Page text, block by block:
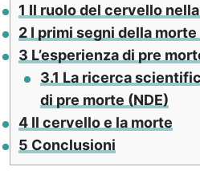
1 Il ruolo del cervello
2 I primi segni della
3 L’esperienza di pre
3.1 La ricerca
di pre morte (NDE)
4 Il cervello e la morte
5 Conclusioni